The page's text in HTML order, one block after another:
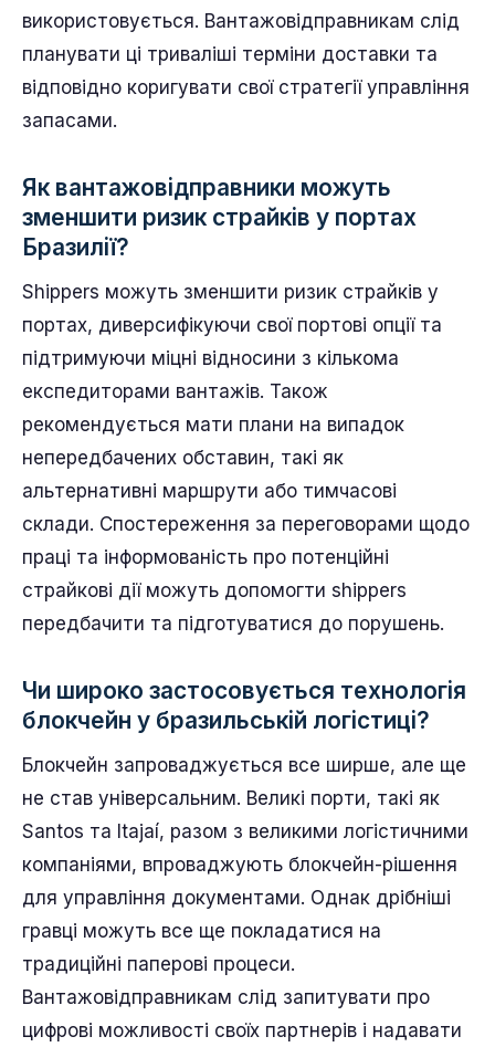
використовується. Вантажовідправникам слід
планувати ці триваліші терміни доставки та
відповідно коригувати свої стратегії управління
запасами.
Як вантажовідправники можуть
зменшити ризик страйків у портах
Бразилії?
Shippers можуть зменшити ризик страйків у
портах, диверсифікуючи свої портові опції та
підтримуючи міцні відносини з кількома
експедиторами вантажів. Також
рекомендується мати плани на випадок
непередбачених обставин, такі як
альтернативні маршрути або тимчасові
склади. Спостереження за переговорами щодо
праці та інформованість про потенційні
страйкові дії можуть допомогти shippers
передбачити та підготуватися до порушень.
Чи широко застосовується технологія
блокчейн у бразильській логістиці?
Блокчейн запроваджується все ширше, але ще
не став універсальним. Великі порти, такі як
Santos та Itajaí, разом з великими логістичними
компаніями, впроваджують блокчейн-рішення
для управління документами. Однак дрібніші
гравці можуть все ще покладатися на
традиційні паперові процеси.
Вантажовідправникам слід запитувати про
цифрові можливості своїх партнерів і надавати